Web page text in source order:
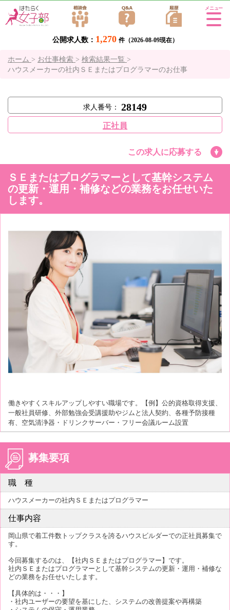
公開求人数： 1,270 件（2026-08-09現在）
Tog
ホーム > お仕事検索 > 検索結果一覧 >
ハウスメーカーの社内ＳＥまたはプログラマーのお仕事
求人番号： 28149
正社員
この求人に応募する
ＳＥまたはプログラマーとして基幹システム
の更新・運用・補修などの業務をお任せいた
します。
働きやすくスキルアップしやすい職場です。【例】公的資格取得支援、
一般社員研修、外部勉強会受講援助やジムと法人契約、各種予防接種
有、空気清浄器・ドリンクサーバー・フリー会議ルーム設置
募集要項
職 種
ハウスメーカーの社内ＳＥまたはプログラマー
仕事内容
岡山県で着工件数トップクラスを誇るハウスビルダーでの正社員募集で
す。
今回募集するのは、【社内ＳＥまたはプログラマー】です。
社内ＳＥまたはプログラマーとして基幹システムの更新・運用・補修な
どの業務をお任せいたします。
【具体的は・・・】
・社内ユーザーの要望を基にした、システムの改善提案や再構築